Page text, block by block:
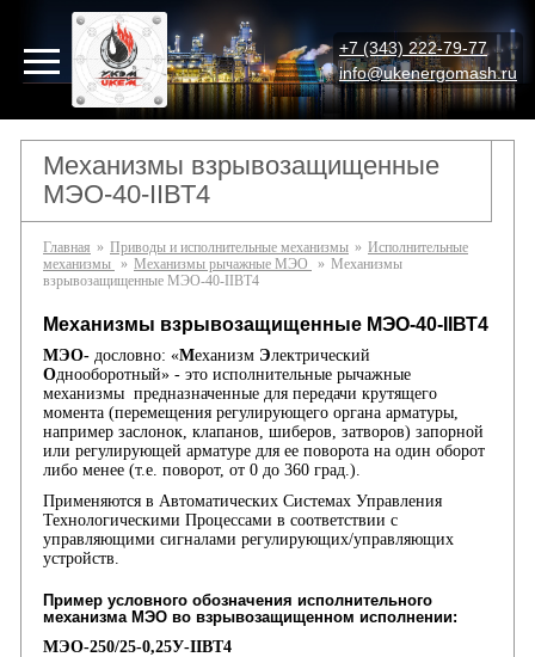
+7 (343) 222-79-77
info@ukenergomash.ru
Механизмы взрывозащищенные
МЭО-40-IIВТ4
Главная » Приводы и исполнительные механизмы » Исполнительные
механизмы » Механизмы рычажные МЭО » Механизмы
взрывозащищенные МЭО-40-IIВТ4
Механизмы взрывозащищенные МЭО-40-IIВТ4
МЭО- дословно: «Механизм Электрический
Однооборотный» - это исполнительные рычажные
механизмы предназначенные для передачи крутящего
момента (перемещения регулирующего органа арматуры,
например заслонок, клапанов, шиберов, затворов) запорной
или регулирующей арматуре для ее поворота на один оборот
либо менее (т.е. поворот, от 0 до 360 град.).
Применяются в Автоматических Системах Управления
Технологическими Процессами в соответствии с
управляющими сигналами регулирующих/управляющих
устройств.
Пример условного обозначения исполнительного
механизма МЭО во взрывозащищенном исполнении:
МЭО-250/25-0,25У-IIВТ4